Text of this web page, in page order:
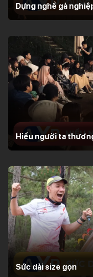
Dựng nghề gả
Hiểu người ta
Sức dài size gọn